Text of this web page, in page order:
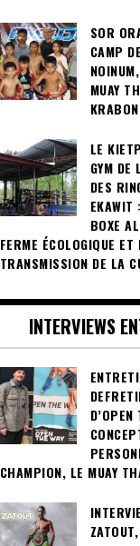
SOR
CAMP
MUAY
LE
GYM DE
DES
EKAWIT
BOXE
FERME ÉCOLOGIQUE ET
TRANSMISSION DE LA
INTERVIEWS
D’OPEN
CHAMPION, LE MUAY